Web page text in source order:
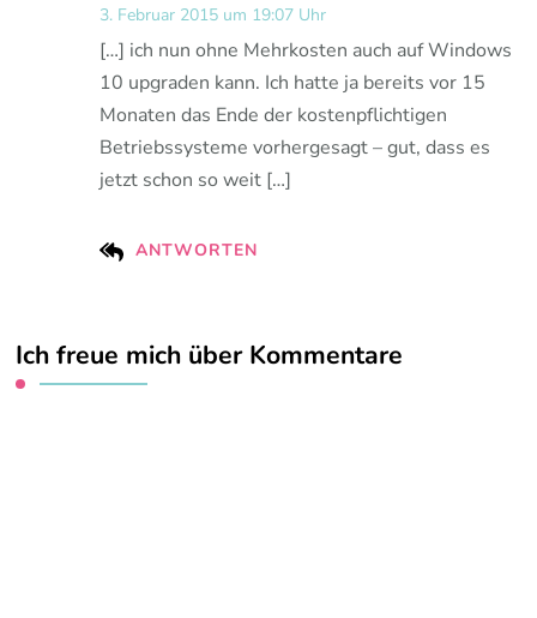
3. Februar 2015 um 19:07 Uhr
ANTWORTEN
[…] ich nun ohne Mehrkosten auch auf Windows
10 upgraden kann. Ich hatte ja bereits vor 15
Monaten das Ende der kostenpflichtigen
Betriebssysteme vorhergesagt – gut, dass es
jetzt schon so weit […]
Ich freue mich über Kommentare